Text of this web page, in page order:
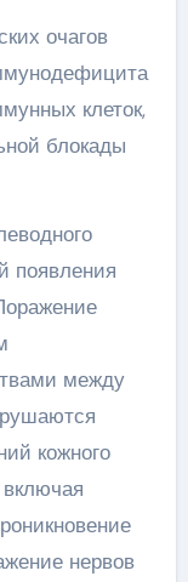
очагов
клеток,
блокады
появления
между
кожного
нервов